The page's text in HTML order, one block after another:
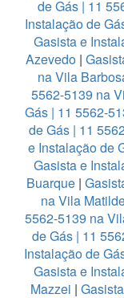
de Gás | 11
Instalação de
Gasista e
Azevedo|
na Vila
5562-5139 na
Gás | 11 5562-
de Gás | 11
e Instalação de
Gasista e
Buarque|
na Vila
5562-5139 na
de Gás | 11
Instalação de
Gasista e
Mazzei |